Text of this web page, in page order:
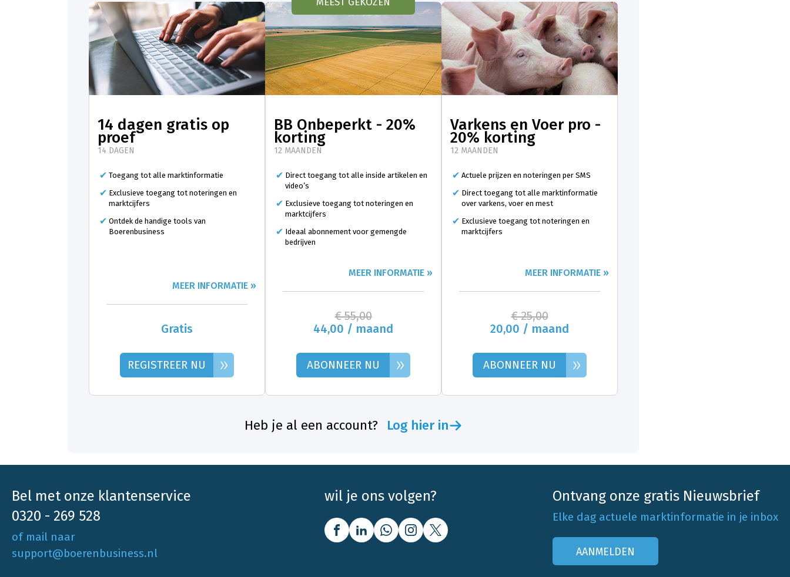
14 dagen gratis op
proef
14 DAGEN
Toegang tot alle marktinformatie
Exclusieve toegang tot noteringen en
marktcijfers
Ontdek de handige tools van
Boerenbusiness
MEER INFORMATIE »
Gratis
REGISTREER NU »
BB Onbeperkt - 20%
korting
12 MAANDEN
Direct toegang tot alle inside artikelen en
video’s
Exclusieve toegang tot noteringen en
marktcijfers
Ideaal abonnement voor gemengde
bedrijven
MEER INFORMATIE »
€ 55,00
44,00 / maand
ABONNEER NU »
Varkens en Voer pro -
20% korting
12 MAANDEN
Actuele prijzen en noteringen per SMS
Direct toegang tot alle marktinformatie
over varkens, voer en mest
Exclusieve toegang tot noteringen en
marktcijfers
MEER INFORMATIE »
€ 25,00
20,00 / maand
ABONNEER NU »
Heb je al een account? Log hier in
Bel met onze klantenservice
0320 - 269 528
of mail naar
support@boerenbusiness.nl
wil je ons volgen? Ontvang onze gratis Nieuwsbrief
Elke dag actuele marktinformatie in je inbox
AANMELDEN